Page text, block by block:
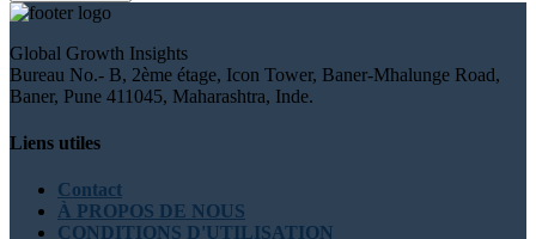
Global Growth Insights
Bureau No.- B, 2ème étage, Icon Tower, Baner-Mhalunge Road,
Baner, Pune 411045, Maharashtra, Inde.
Liens utiles
Contact
À PROPOS DE NOUS
CONDITIONS D'UTILISATION